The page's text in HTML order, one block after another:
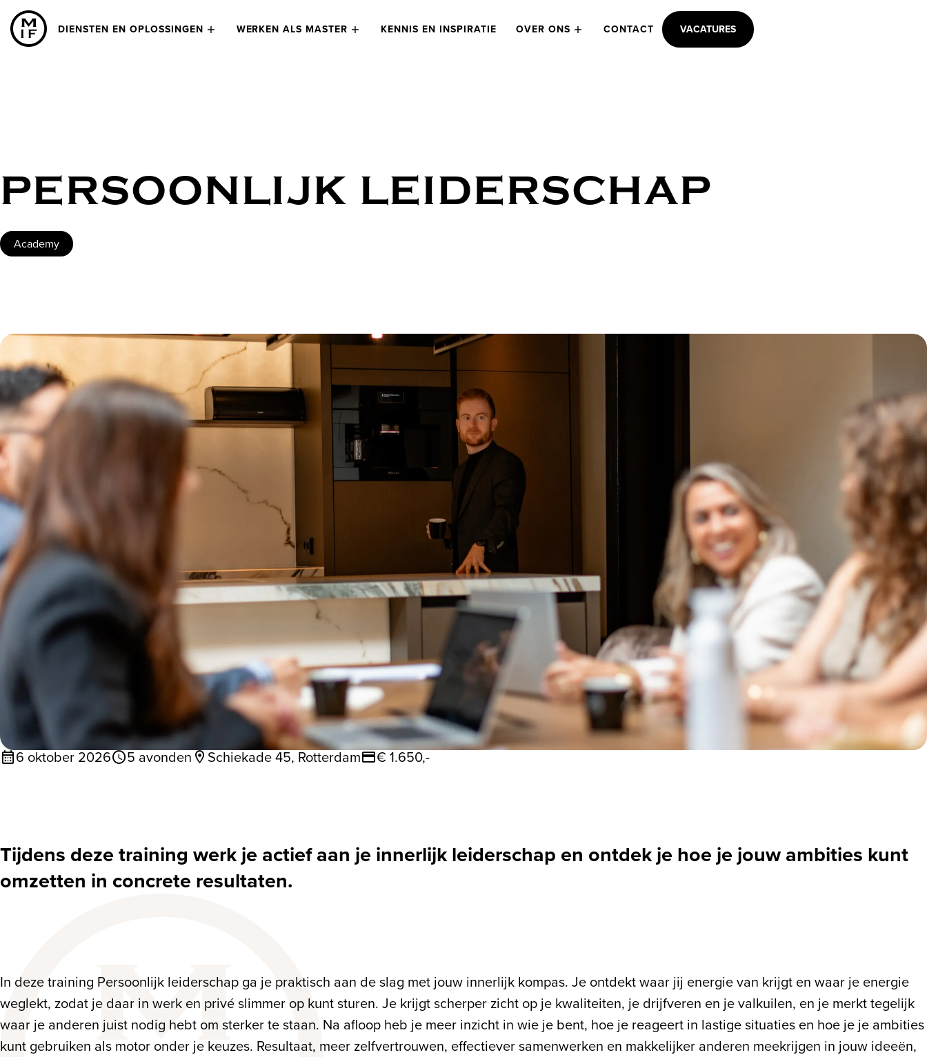
DIENSTEN EN OPLOSSINGEN WERKEN ALS MASTER KENNIS EN INSPIRATIE OVER ONS CONTACT VACATURES
PERSOONLIJK LEIDERSCHAP
Academy
6 oktober 2026 5 avonden Schiekade 45, Rotterdam € 1.650,-
Tijdens deze training werk je actief aan je innerlijk leiderschap en ontdek je hoe je jouw ambities kunt
omzetten in concrete resultaten.
In deze training Persoonlijk leiderschap ga je praktisch aan de slag met jouw innerlijk kompas. Je ontdekt waar jij energie van krijgt en waar je energie
weglekt, zodat je daar in werk en privé slimmer op kunt sturen. Je krijgt scherper zicht op je kwaliteiten, je drijfveren en je valkuilen, en je merkt tegelijk
waar je anderen juist nodig hebt om sterker te staan. Na afloop heb je meer inzicht in wie je bent, hoe je reageert in lastige situaties en hoe je je ambities
kunt gebruiken als motor onder je keuzes. Resultaat, meer zelfvertrouwen, effectiever samenwerken en makkelijker anderen meekrijgen in jouw ideeën,